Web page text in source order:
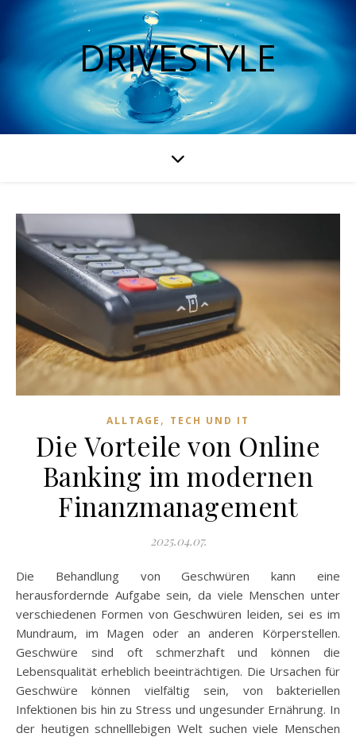
DRIVESTYLE
ALLTAGE , TECH UND IT
Die Vorteile von Online
Banking im modernen
Finanzmanagement
2025.04.07.
Die Behandlung von Geschwüren kann eine
herausfordernde Aufgabe sein, da viele Menschen unter
verschiedenen Formen von Geschwüren leiden, sei es im
Mundraum, im Magen oder an anderen Körperstellen.
Geschwüre sind oft schmerzhaft und können die
Lebensqualität erheblich beeinträchtigen. Die Ursachen für
Geschwüre können vielfältig sein, von bakteriellen
Infektionen bis hin zu Stress und ungesunder Ernährung. In
der heutigen schnelllebigen Welt suchen viele Menschen